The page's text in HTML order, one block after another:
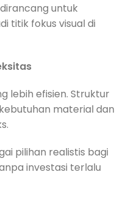
untuk
titik fokus visual di
lebih efisien. Struktur
material dan
pilihan realistis bagi
investasi terlalu